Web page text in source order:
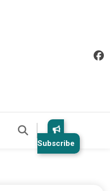
Subscribe